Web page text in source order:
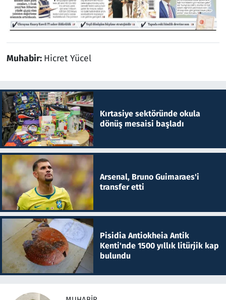
Muhabir: Hicret Yücel
Kırtasiye sektöründe okula
dönüş mesaisi başladı
Arsenal, Bruno Guimaraes'i
transfer etti
Pisidia Antiokheia Antik
Kenti'nde 1500 yıllık litürjik kap
bulundu